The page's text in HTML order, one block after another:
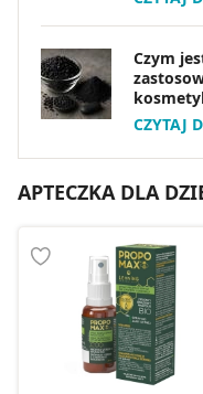
Czym
CZYTAJ
APTECZKA DLA